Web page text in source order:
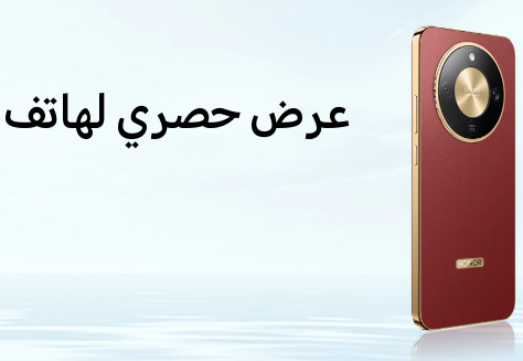
عرض حصري لهاتف HONOR X9d